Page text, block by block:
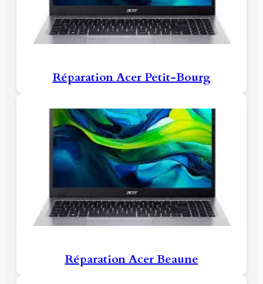
Réparation Acer Petit-Bourg
Réparation Acer Beaune